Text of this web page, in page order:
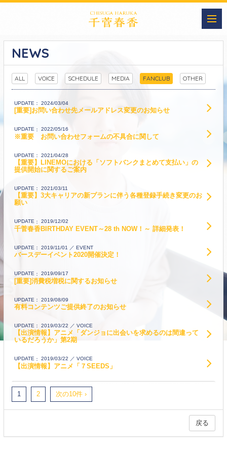
NEWS
ALL VOICE SCHEDULE MEDIA FANCLUB OTHER
UPDATE 2024/03/04
[重要]お問い合わせ先メールアドレス変更のお知らせ
UPDATE 2022/05/16
※重要 お問い合わせフォームの不具合に関して
UPDATE 2021/04/28
【重要】LINEMOにおける「ソフトバンクまとめて支払い」の
提供開始に関するご案内
UPDATE 2021/03/11
【重要】3大キャリアの新プランに伴う各種登録手続き変更のお
願い
UPDATE 2019/12/02
千菅春香BIRTHDAY EVENT～28 th NOW！～ 詳細発表！
UPDATE 2019/11/01 EVENT
バースデーイベント2020開催決定！
UPDATE 2019/09/17
[重要]消費税増税に関するお知らせ
UPDATE 2019/08/09
有料コンテンツご提供終了のお知らせ
UPDATE 2019/03/22 VOICE
【出演情報】アニメ「ダンジョに出会いを求めるのは間違って
いるだろうか」第2期
UPDATE 2019/03/22 VOICE
【出演情報】アニメ「７SEEDS」
1 2 次の10件 ›
戻る